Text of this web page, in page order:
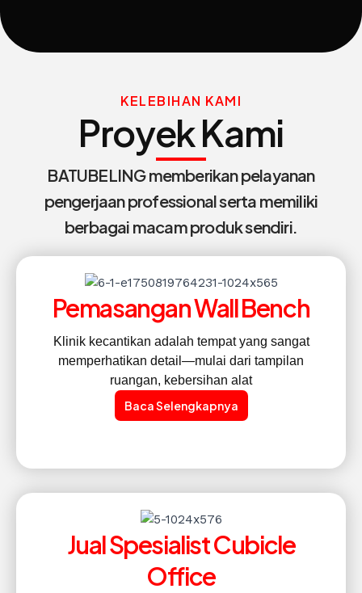
KELEBIHAN KAMI
Proyek Kami
BATUBELING memberikan pelayanan
pengerjaan professional serta memiliki
berbagai macam produk sendiri.
Pemasangan Wall Bench
Klinik kecantikan adalah tempat yang sangat
memperhatikan detail—mulai dari tampilan
ruangan, kebersihan alat
Baca Selengkapnya
Jual Spesialist Cubicle
Office